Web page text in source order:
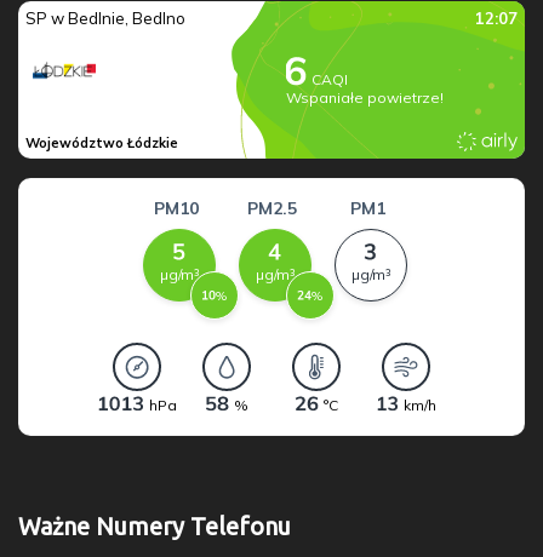
Ważne Numery Telefonu